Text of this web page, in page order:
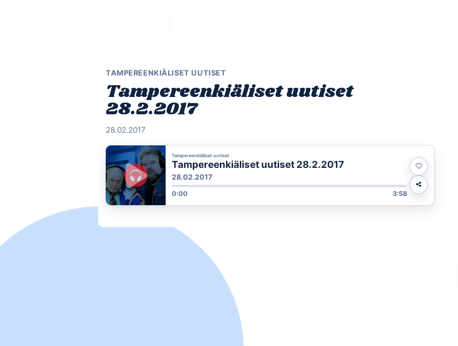
TAMPEREENKIÄLISET UUTISET
Tampereenkiäliset uutiset
28.2.2017
28.02.2017
Tampereenkiäliset uutiset
Tampereenkiäliset uutiset 28.2.2017
28.02.2017
0:00 3:58